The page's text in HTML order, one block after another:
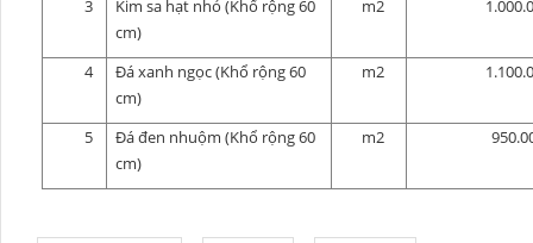
3
Kim sa hạt nhỏ (Khổ rộng 60
cm)
m2
4
Đá xanh ngọc (Khổ rộng 60
cm)
m2
5 Đá đen nhuộm(Khổ rộng 60
cm)
m2